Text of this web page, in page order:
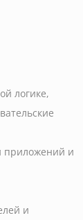
логике,
приложений и
и